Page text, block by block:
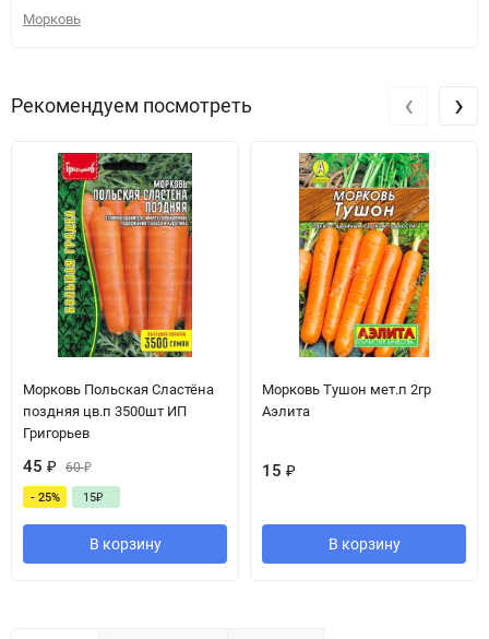
Морковь
Рекомендуем посмотреть
Морковь Польская Сластёна
поздняя цв.п 3500шт ИП
Григорьев
45 ₽ 60₽
- 25% 15₽
В корзину
Морковь Тушон мет.п 2гр
Аэлита
15 ₽
В корзину
‹ ›